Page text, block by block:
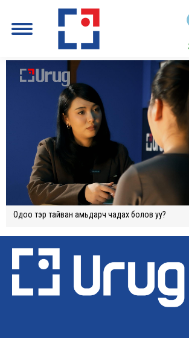
Одоо тэр тайван амьдарч чадах болов уу?